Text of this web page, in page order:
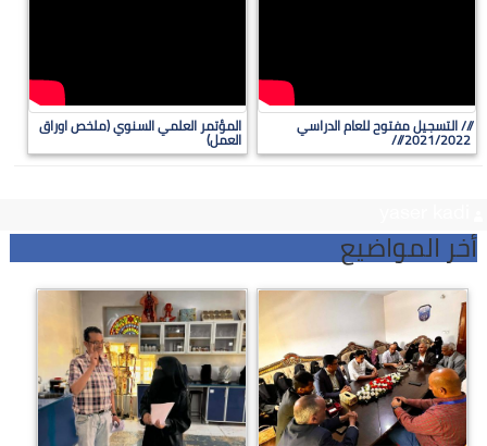
/// التسجيل مفتوح للعام الدراسي
2021/2022 ///
المؤتمر العلمي السنوي (ملخص اوراق
العمل)
أخر المواضيع